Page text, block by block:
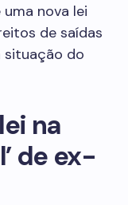
nova lei
de saídas
situação do
na
de ex-